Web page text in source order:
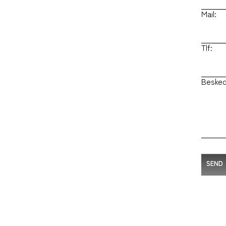
Mail:
Tlf:
SEND